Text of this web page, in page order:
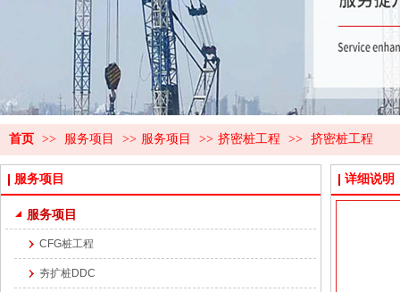
首页 >> 服务项目 >> 服务项目 >> 挤密桩工程 >> 挤密桩工程
服务项目
服务项目
CFG桩工程
夯扩桩DDC
详细说明